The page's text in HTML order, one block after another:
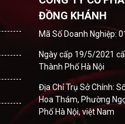
ĐỒNG KHÁNH
Mã Số Doanh Nghiệp:
Ngày cấp 19/5/2021
Thành Phố Hà Nội
Địa Chỉ Trụ Sở Chính:
Hoa Thám, Phường
Phố Hà Nội, việt Nam